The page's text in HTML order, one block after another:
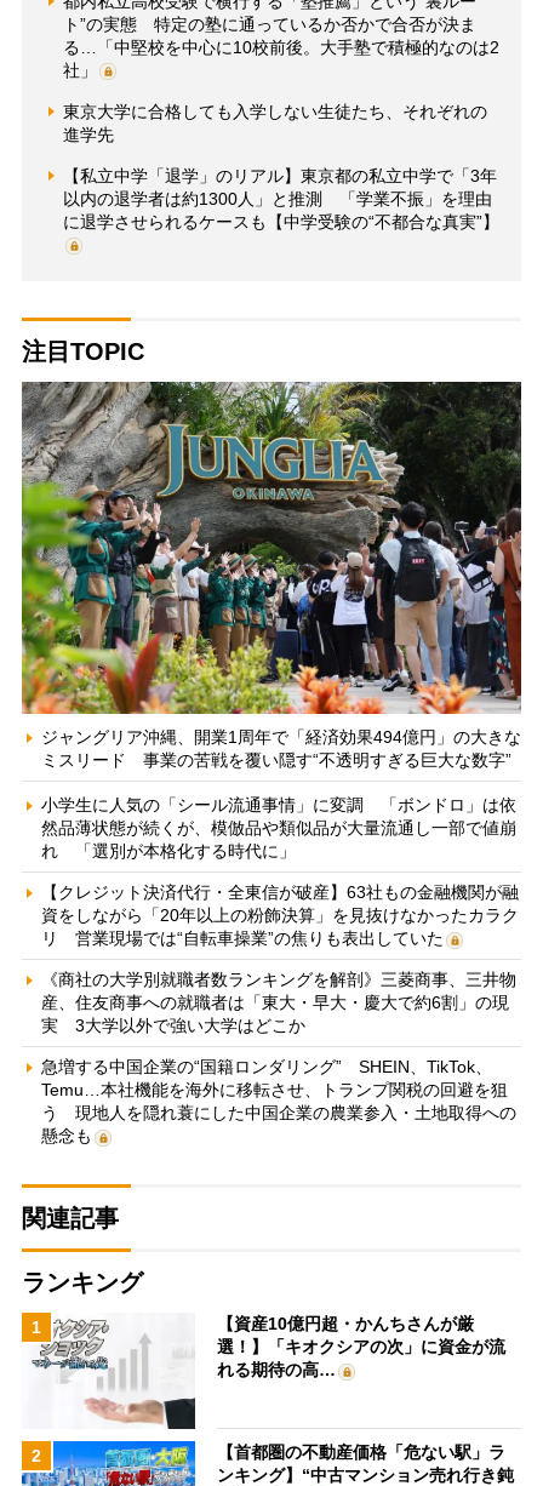
ト”の実態 特定の塾に通っているか否かで合否が決ま
る…「中堅校を中心に10校前後。大手塾で積極的なのは2
社」
東京大学に合格しても入学しない生徒たち、それぞれの
進学先
【私立中学「退学」のリアル】東京都の私立中学で「3年
以内の退学者は約1300人」と推測 「学業不振」を理由
に退学させられるケースも【中学受験の“不都合な真実”】
注目TOPIC
ジャングリア沖縄、開業1周年で「経済効果494億円」の大きな
ミスリード 事業の苦戦を覆い隠す“不透明すぎる巨大な数字”
小学生に人気の「シール流通事情」に変調 「ボンドロ」は依
然品薄状態が続くが、模倣品や類似品が大量流通し一部で値崩
れ 「選別が本格化する時代に」
【クレジット決済代行・全東信が破産】63社もの金融機関が融
資をしながら「20年以上の粉飾決算」を見抜けなかったカラク
リ 営業現場では“自転車操業”の焦りも表出していた
《商社の大学別就職者数ランキングを解剖》三菱商事、三井物
産、住友商事への就職者は「東大・早大・慶大で約6割」の現
実 3大学以外で強い大学はどこか
急増する中国企業の“国籍ロンダリング” SHEIN、TikTok、
Temu…本社機能を海外に移転させ、トランプ関税の回避を狙
う 現地人を隠れ蓑にした中国企業の農業参入・土地取得への
懸念も
関連記事
ランキング
1
【資産10億円超・かんちさんが厳
選！】「キオクシアの次」に資金が流
れる期待の高…
2
【首都圏の不動産価格「危ない駅」ラ
ンキング】“中古マンション売れ行き鈍